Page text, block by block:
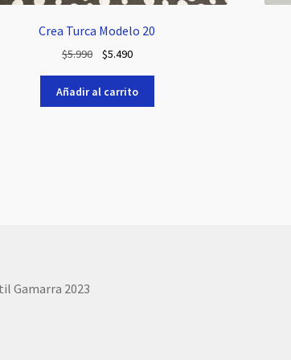
Crea Turca Modelo 20
$5.990
El
original
era:
$5.490El
actual
es:
Añadir al carrito
Gamarra 2023